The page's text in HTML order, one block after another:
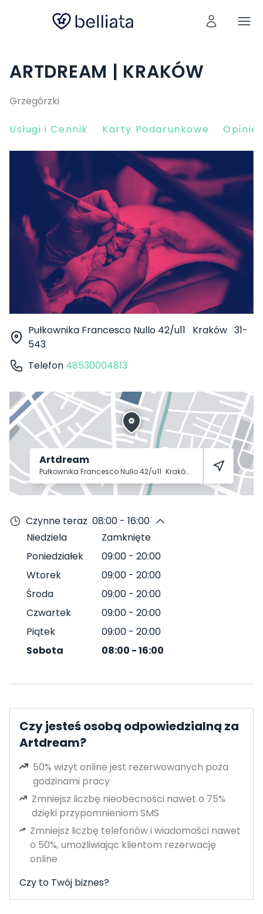
ARTDREAM | KRAKÓW
Grzegórzki
Usługi i Cennik Karty Podarunkowe Opinie
Pułkownika Francesco Nullo 42/u11 Kraków 31-
543
Telefon 48530004813
Artdream
Pułkownika Francesco Nullo 42/u11 Kraków 31-543
Czynne teraz 08:00 - 16:00
Niedziela
Zamknięte
Poniedziałek
09:00 - 20:00
Wtorek
09:00 - 20:00
Środa
09:00 - 20:00
Czwartek
09:00 - 20:00
Piątek
09:00 - 20:00
Sobota
08:00 -16:00
Czy jesteś osobą odpowiedzialną za
Artdream?
50% wizyt online jest rezerwowanych poza
godzinami pracy
Zmniejsz liczbę nieobecności nawet o 75%
dzięki przypomnieniom SMS
Zmniejsz liczbę telefonów i wiadomości nawet
o 50%, umożliwiając klientom rezerwację
online
Czy to Twój biznes?